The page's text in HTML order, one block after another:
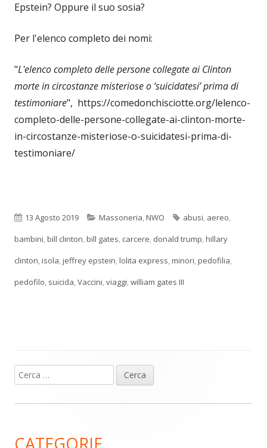
Epstein? Oppure il suo sosia?
Per l'elenco completo dei nomi:
"L'elenco completo delle persone collegate ai Clinton
morte in circostanze misteriose o ‘suicidatesi’ prima di
testimoniare", https://comedonchisciotte.org/lelenco-
completo-delle-persone-collegate-ai-clinton-morte-
in-circostanze-misteriose-o-suicidatesi-prima-di-
testimoniare/
Pubblicato
13 Agosto 2019 Categorie
Massoneria,NWO Tag
abusi, aereo,
bambini,bill clinton,bill gates, carcere, donald trump,hillary
clinton,isola,jeffrey epstein,lolita express,minori,pedofilia,
pedofilo, suicida,Vaccini,viaggi,william gates III
Barra
laterale
Ricerca
per: